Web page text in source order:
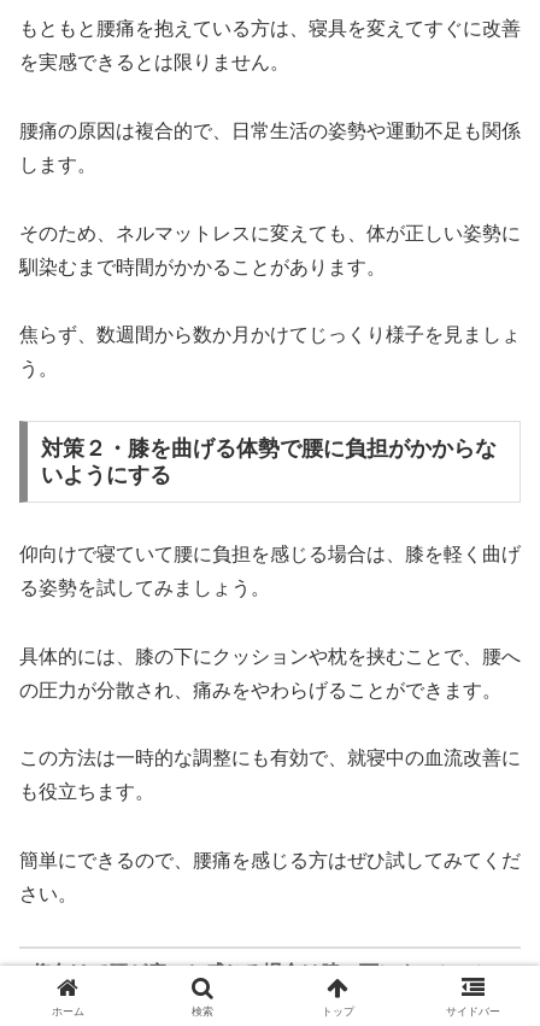
もともと腰痛を抱えている方は、寝具を変えてすぐに改善
を実感できるとは限りません。
腰痛の原因は複合的で、日常生活の姿勢や運動不足も関係
します。
そのため、ネルマットレスに変えても、体が正しい姿勢に
馴染むまで時間がかかることがあります。
焦らず、数週間から数か月かけてじっくり様子を見ましょ
う。
対策２・膝を曲げる体勢で腰に負担がかからな
いようにする
仰向けで寝ていて腰に負担を感じる場合は、膝を軽く曲げ
る姿勢を試してみましょう。
具体的には、膝の下にクッションや枕を挟むことで、腰へ
の圧力が分散され、痛みをやわらげることができます。
この方法は一時的な調整にも有効で、就寝中の血流改善に
も役立ちます。
簡単にできるので、腰痛を感じる方はぜひ試してみてくだ
さい。
仰向けで腰が痛いと感じる場合は膝の下にクッション
を挟むと良い
ホーム 検索 トップ サイドバー